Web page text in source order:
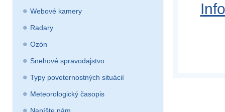
Webové kamery
Radary
Ozón
Snehové spravodajstvo
Typy poveternostných situácií
Meteorologický časopis